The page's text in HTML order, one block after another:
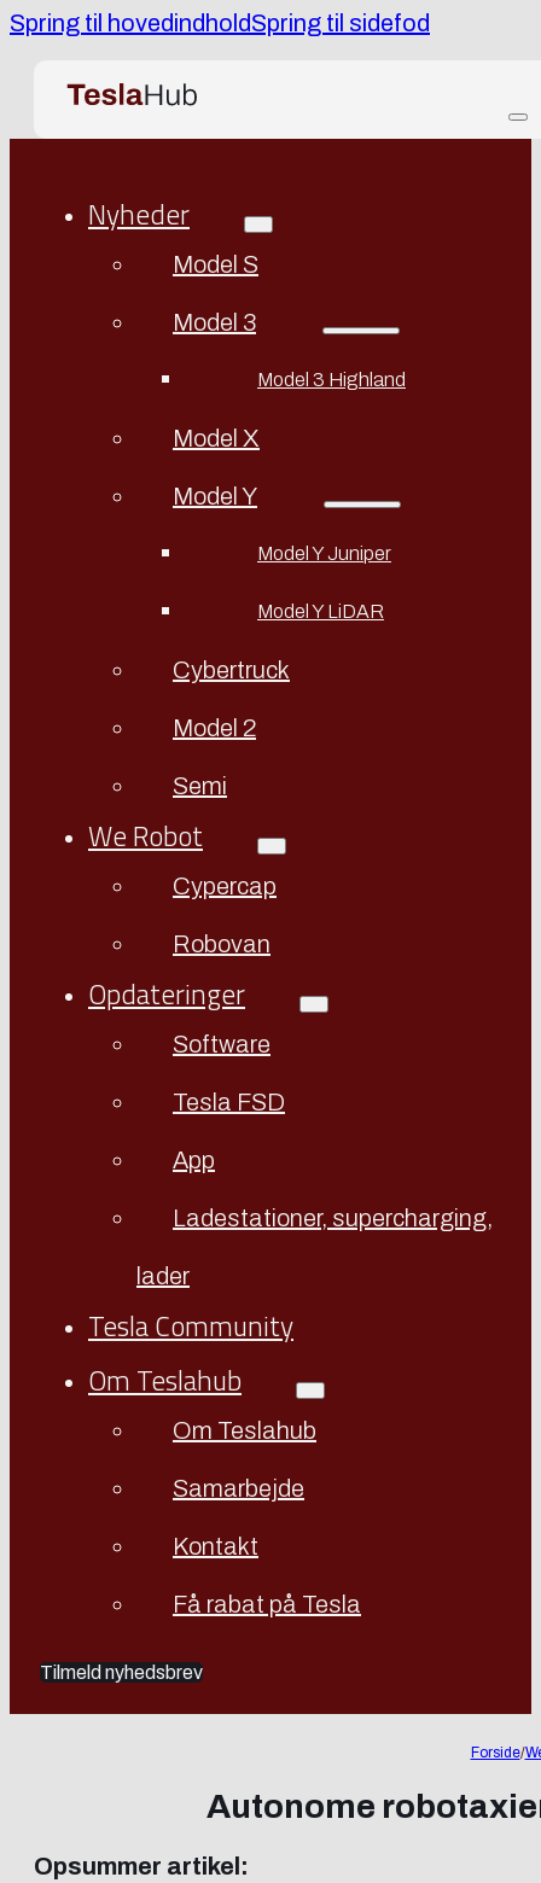
Spring til hovedindholdSpring til sidefod
Nyheder
Model S
Model 3
Model 3 Highland
Model X
Model Y
Model Y Juniper
Model Y LiDAR
Cybertruck
Model 2
Semi
We Robot
Cypercap
Robovan
Opdateringer
Software
Tesla FSD
App
Ladestationer, supercharging,
lader
Tesla Community
Om Teslahub
Om Teslahub
Samarbejde
Kontakt
Få rabat på Tesla
Tilmeld nyhedsbrev
Forside/
Autonome
Opsummer artikel: